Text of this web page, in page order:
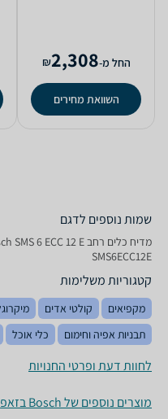
החל מ-2,308
₪
השוואת מחירים
שמות נוספים לדגם
SMS6ECC12E
קטגוריות משלימות
מקפיאים קולטי אדים
תבניות אפיה וחימום
כלי אוכל
לחוות דעת ופרטי החנויות
מוצרים נוספים של Bosch בזאפ